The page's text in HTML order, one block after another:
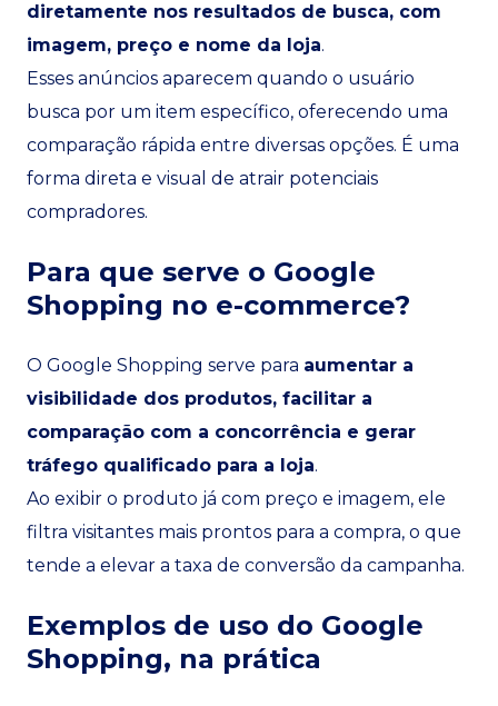
diretamente nos resultados de busca, com
imagem, preço e nome da loja.
Esses anúncios aparecem quando o usuário
busca por um item específico, oferecendo uma
comparação rápida entre diversas opções. É uma
forma direta e visual de atrair potenciais
compradores.
Para que serve o Google
Shopping no e-commerce?
O Google Shopping serve para aumentar a
visibilidade dos produtos, facilitar a
comparação com a concorrência e gerar
tráfego qualificado para a loja.
Ao exibir o produto já com preço e imagem, ele
filtra visitantes mais prontos para a compra, o que
tende a elevar a taxa de conversão da campanha.
Exemplos de uso do Google
Shopping, na prática